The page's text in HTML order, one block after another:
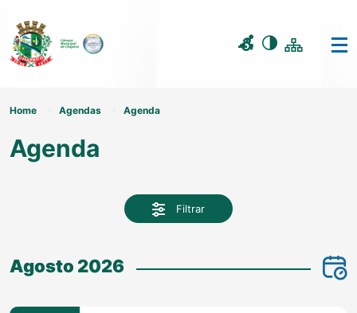
Home Agendas Agenda
Agenda
Filtrar
Agosto 2026